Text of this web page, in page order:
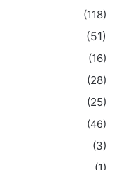
(118)
(51)
(16)
(28)
(25)
(46)
(3)
(1)